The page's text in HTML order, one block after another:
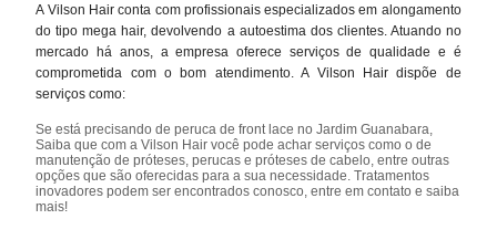
A Vilson Hair conta com profissionais especializados em alongamento
do tipo mega hair, devolvendo a autoestima dos clientes. Atuando no
mercado há anos, a empresa oferece serviços de qualidade e é
comprometida com o bom atendimento. A Vilson Hair dispõe de
serviços como:
Se está precisando de peruca de front lace no Jardim Guanabara,
Saiba que com a Vilson Hair você pode achar serviços como o de
manutenção de próteses, perucas e próteses de cabelo, entre outras
opções que são oferecidas para a sua necessidade. Tratamentos
inovadores podem ser encontrados conosco, entre em contato e saiba
mais!